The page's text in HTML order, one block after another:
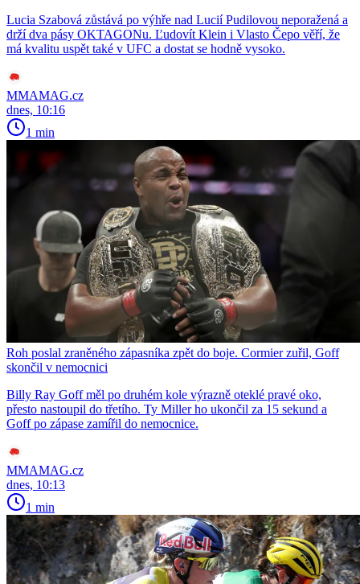
Lucia Szabová zůstává po výhře nad Lucií Pudilovou neporažená a
drží dva pásy OKTAGONu. Ľudovít Klein i Vlasto Čepo věří, že
má kvalitu uspět také v UFC a dostat se hodně vysoko.
MMAMAG.cz
dnes, 10:16
1 min
Roh poslal zraněného zápasníka zpět do boje. Cormier zuřil, Goff
skončil v nemocnici
Billy Ray Goff měl po druhém kole výrazně oteklé pravé oko,
přesto nastoupil do třetího. Ty Miller ho ukončil za 15 sekund a
Goff po zápase zamířil do nemocnice.
MMAMAG.cz
dnes, 10:13
1 min